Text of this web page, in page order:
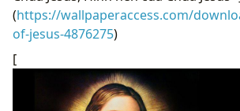
(https://wallpaperaccess.com/
of-jesus-4876275)
[